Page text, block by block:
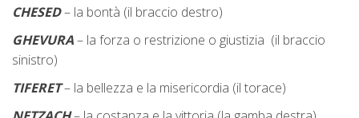
CHESED– la bontà (il braccio destro)
GHEVURA– la forza o restrizione o giustizia (il braccio
sinistro)
TIFERET– la bellezza e la misericordia (il torace)